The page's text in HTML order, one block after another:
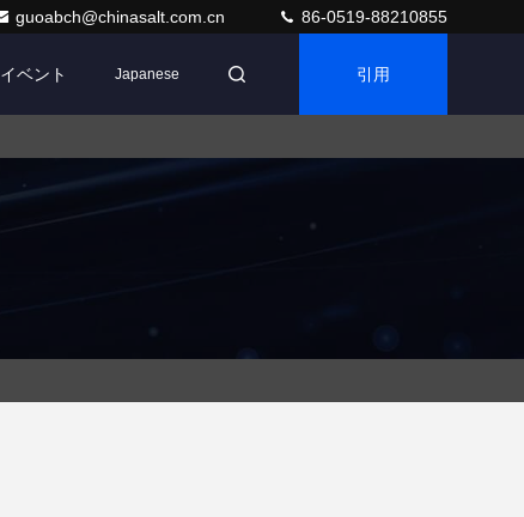
guoabch@chinasalt.com.cn 86-0519-88210855
イベント Japanese 引用